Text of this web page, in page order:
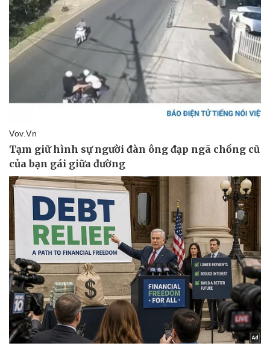
Doanh nghiệp
Thông tin doanh nghiệp
Doanh nghiệp 24h
Doanh nhân
Vì cộng đồng
Công nghệ
Sành điệu
Tin Công nghệ
Trải nghiệm
Chuyển đổi số